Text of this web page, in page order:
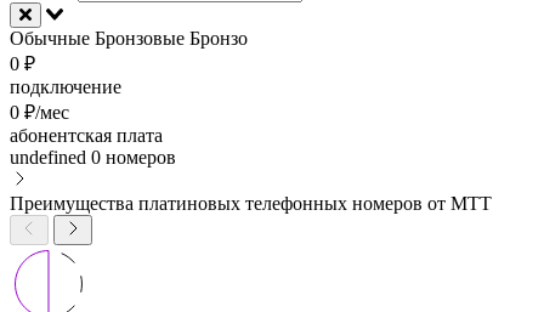
Обычные Бронзовые Бронзо
0 ₽
подключение
0 ₽/мес
абонентская плата
undefined 0 номеров
Преимущества платиновых телефонных номеров от МТТ